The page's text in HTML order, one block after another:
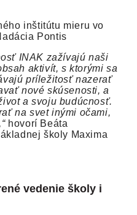
inštitútu mieru vo
Pontis
INAK zažívajú naši
aktivít, s ktorými sa
príležitosť nazerať
nové skúsenosti, a
a svoju budúcnosť.
na svet inými očami,
hovorí Beáta
školy Maxima
vedenie školy i